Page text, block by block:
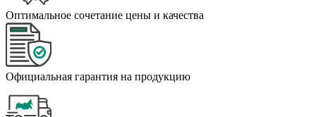
Оптимальное сочетание цены и качества
Официальная гарантия на продукцию